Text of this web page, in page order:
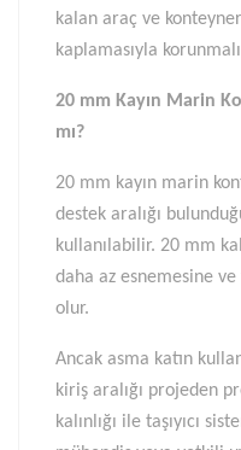
kalan araç ve
kaplamasıyla
20 mm Kayın Marin
mı?
20 mm kayın marin
destek aralığı
kullanılabilir. 20 mm
daha az esnemesine ve
olur.
Ancak asma katın
kiriş aralığı projeden
kalınlığı ile taşıyıcı